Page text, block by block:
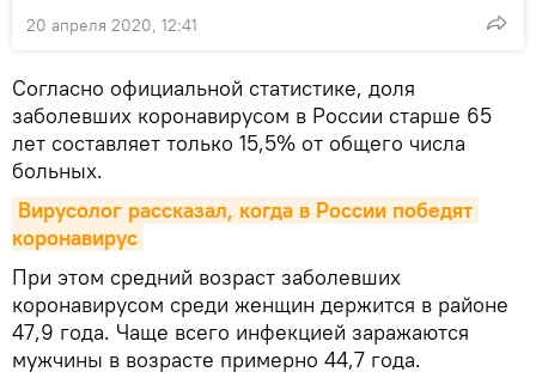
20 апреля 2020, 12:41
Согласно официальной статистике, доля
заболевших коронавирусом в России старше 65
лет составляет только 15,5% от общего числа
больных.
Вирусолог рассказал, когда в России победят
коронавирус
При этом средний возраст заболевших
коронавирусом среди женщин держится в районе
47,9 года. Чаще всего инфекцией заражаются
мужчины в возрасте примерно 44,7 года.